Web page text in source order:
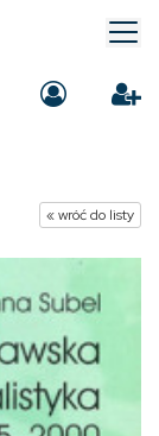
« wróć do listy